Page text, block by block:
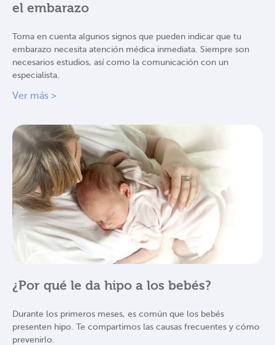
el embarazo
Toma en cuenta algunos signos que pueden indicar que tu
embarazo necesita atención médica inmediata. Siempre son
necesarios estudios, así como la comunicación con un
especialista.
Ver más >
¿Por qué le da hipo a los bebés?
Durante los primeros meses, es común que los bebés
presenten hipo. Te compartimos las causas frecuentes y cómo
prevenirlo.